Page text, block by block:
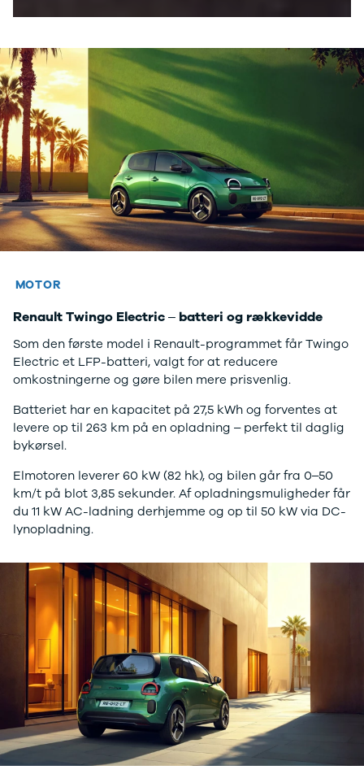
MOTOR
Renault Twingo Electric – batteri og rækkevidde
Som den første model i Renault-programmet får Twingo
Electric et LFP-batteri, valgt for at reducere
omkostningerne og gøre bilen mere prisvenlig.
Batteriet har en kapacitet på 27,5 kWh og forventes at
levere op til 263 km på en opladning – perfekt til daglig
bykørsel.
Elmotoren leverer 60 kW (82 hk), og bilen går fra 0–50
km/t på blot 3,85 sekunder. Af opladningsmuligheder får
du 11 kW AC-ladning derhjemme og op til 50 kW via DC-
lynopladning.